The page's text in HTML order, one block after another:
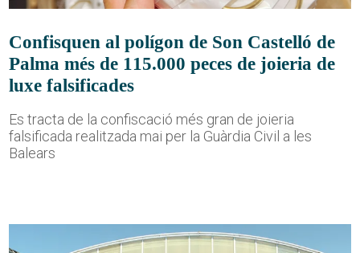
Confisquen al polígon de Son Castelló de
Palma més de 115.000 peces de joieria de
luxe falsificades
Es tracta de la confiscació més gran de joieria
falsificada realitzada mai per la Guàrdia Civil a les
Balears